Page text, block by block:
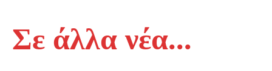
Σε άλλα νέα...